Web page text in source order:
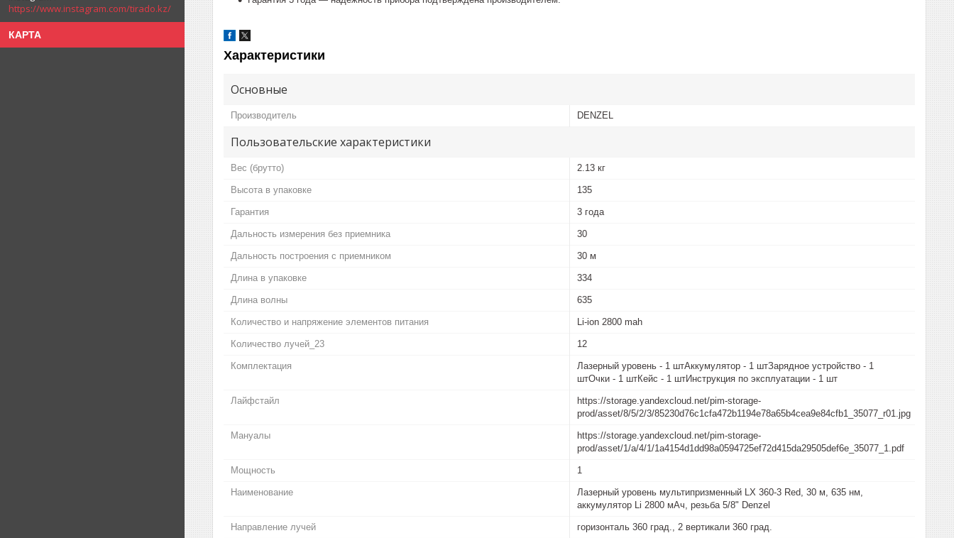
https://www.instagram.com/tirado.kz/
КАРТА
Характеристики
Основные
Производитель DENZEL
Пользовательские характеристики
Вес (брутто) 2.13 кг
Высота в упаковке 135
Гарантия 3 года
Дальность измерения без приемника 30
Дальность построения с приемником 30 м
Длина в упаковке 334
Длина волны 635
Количество и напряжение элементов питания Li-ion 2800 mah
Количество лучей_23 12
Комплектация
Лазерный уровень - 1 штАккумулятор - 1 штЗарядное устройство - 1
штОчки - 1 штКейс - 1 штИнструкция по эксплуатации - 1 шт
Лайфстайл
https://storage.yandexcloud.net/pim-storage-
prod/asset/8/5/2/3/85230d76c1cfa472b1194e78a65b4cea9e84cfb1_35077_r01.jpg
Мануалы
https://storage.yandexcloud.net/pim-storage-
prod/asset/1/a/4/1/1a4154d1dd98a0594725ef72d415da29505def6e_35077_1.pdf
Мощность 1
Наименование
Лазерный уровень мультипризменный LX 360-3 Red, 30 м, 635 нм,
аккумулятор Li 2800 мАч, резьба 5/8" Denzel
Направление лучей горизонталь 360 град., 2 вертикали 360 град.